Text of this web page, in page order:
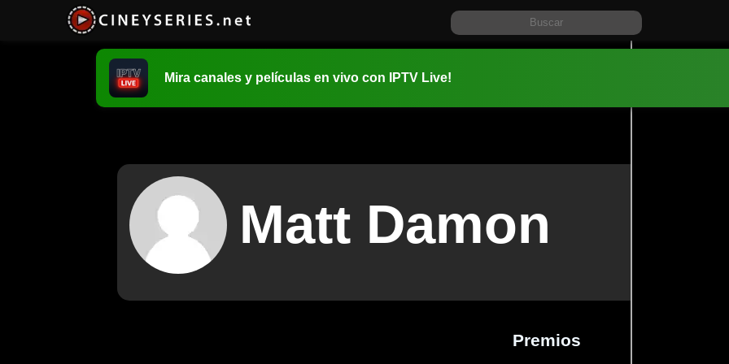
Mira canales y películas en vivo con IPTV Live!
Matt Damon
Premios